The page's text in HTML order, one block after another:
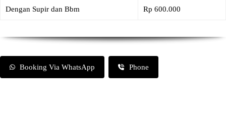
Dengan Supir dan Bbm Rp 600.000
Booking Via WhatsApp Phone